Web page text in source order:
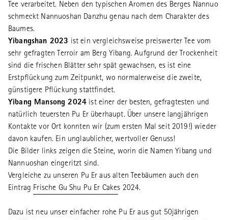
Tee verarbeitet. Neben den typischen Aromen des Berges Nannuo
schmeckt Nannuoshan Danzhu genau nach dem Charakter des
Baumes.
Yibangshan 2023 ist ein vergleichsweise preiswerter Tee vom
sehr gefragten Terroir am Berg Yibang. Aufgrund der Trockenheit
sind die frischen Blätter sehr spät gewachsen, es ist eine
Erstpflückung zum Zeitpunkt, wo normalerweise die zweite,
günstigere Pflückung stattfindet.
Yibang Mansong 2024 ist einer der besten, gefragtesten und
natürlich teuersten Pu Er überhaupt. Über unsere langjährigen
Kontakte vor Ort konnten wir (zum ersten Mal seit 2019!) wieder
davon kaufen. Ein unglaublicher, wertvoller Genuss!
Die Bilder links zeigen die Steine, worin die Namen Yibang und
Nannuoshan eingeritzt sind.
Vergleiche zu unseren Pu Er aus alten Teebäumen auch den
Eintrag Frische Gu Shu Pu Er Cakes 2024.
Dazu ist neu unser einfacher rohe Pu Er aus gut 50jährigen